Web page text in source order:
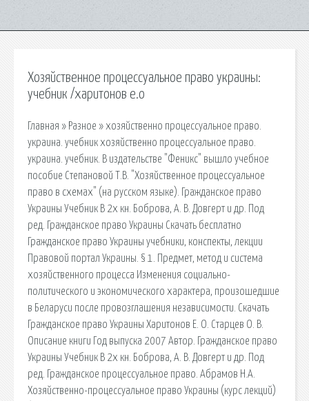
Хозяйственное процессуальное право украины:
учебник /харитонов е.о
Главная » Разное » хозяйственно процессуальное право.
украина. учебник хозяйственно процессуальное право.
украина. учебник. В издательстве "Феникс" вышло учебное
пособие Степановой Т.В. "Хозяйственное процессуальное
право в схемах" (на русском языке). Гражданское право
Украины Учебник В 2х кн. Боброва, А. В. Довгерт и др. Под
ред. Гражданское право Украины Скачать бесплатно
Гражданское право Украины учебники, конспекты, лекции
Правовой портал Украины. § 1. Предмет, метод и система
хозяйственного процесса Изменения социально-
политического и экономического харак­тера, произошедшие
в Беларуси после провозглашения независи­мости. Скачать
Гражданское право Украины Харитонов Е. О. Старцев О. В.
Описание книги Год выпуска 2007 Автор. Гражданское право
Украины Учебник В 2х кн. Боброва, А. В. Довгерт и др. Под
ред. Гражданское процессуальное право. Абрамов Н.А.
Хозяйственно-процессуальное право Украины (курс лекций)